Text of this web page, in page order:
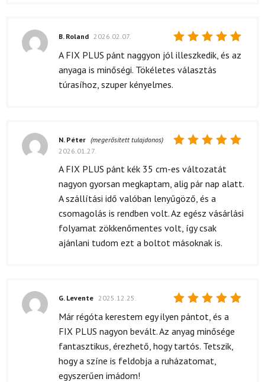
Értékelés:
B. Roland 2026.02.07.
A FIX PLUS pánt naggyon jól illeszkedik, és az
anyaga is minőségi. Tökéletes választás
túrasíhoz, szuper kényelmes.
5 / 5
N. Péter (megerősített tulajdonos)
2026.01.27.
A FIX PLUS pánt kék 35 cm-es változatát
nagyon gyorsan megkaptam, alig pár nap alatt.
A szállítási idő valóban lenyűgöző, és a
csomagolás is rendben volt. Az egész vásárlási
folyamat zökkenőmentes volt, így csak
ajánlani tudom ezt a boltot másoknak is.
Értékelés:
5/ 5
G. Levente 2025.12.25.
Már régóta kerestem egy ilyen pántot, és a
FIX PLUS nagyon bevált. Az anyag minősége
fantasztikus, érezhető, hogy tartós. Tetszik,
hogy a színe is feldobja a ruházatomat,
egyszerűen imádom!